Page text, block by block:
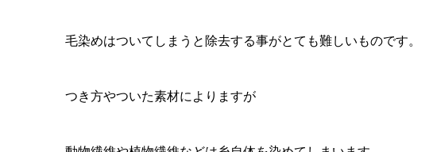
毛染めはついてしまうと除去する事がとても難しいものです。
つき方やついた素材によりますが